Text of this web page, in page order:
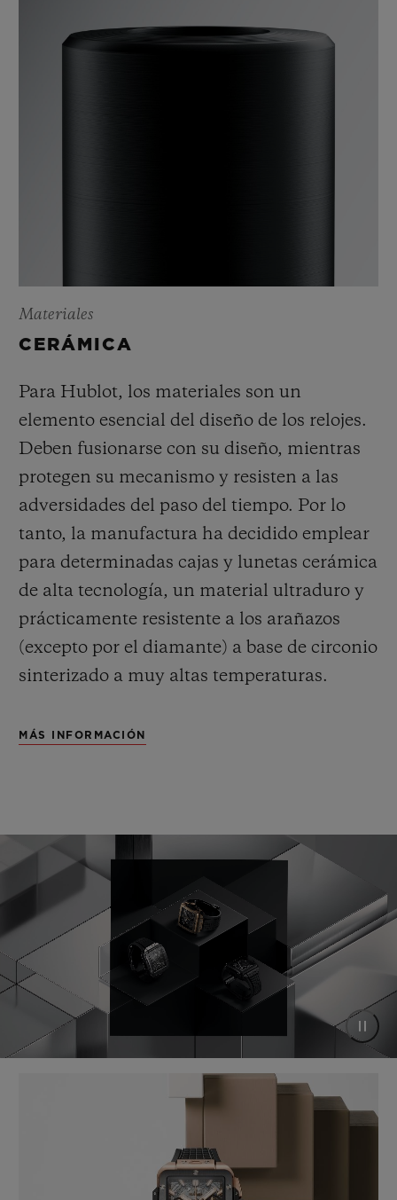
Materiales
CERÁMICA
Para Hublot, los materiales son un
elemento esencial del diseño de los relojes.
Deben fusionarse con su diseño, mientras
protegen su mecanismo y resisten a las
adversidades del paso del tiempo. Por lo
tanto, la manufactura ha decidido emplear
para determinadas cajas y lunetas cerámica
de alta tecnología, un material ultraduro y
prácticamente resistente a los arañazos
(excepto por el diamante) a base de circonio
sinterizado a muy altas temperaturas.
MÁS INFORMACIÓN